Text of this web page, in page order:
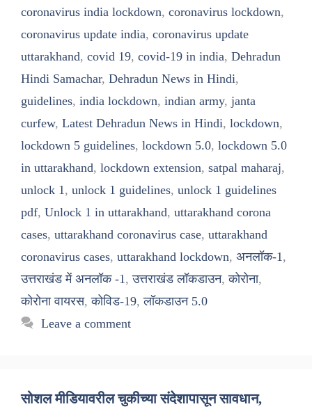
coronavirus india lockdown, coronavirus lockdown,
coronavirus update india, coronavirus update
uttarakhand, covid 19, covid-19 in india, Dehradun
Hindi Samachar, Dehradun News in Hindi,
guidelines, india lockdown, indian army, janta
curfew, Latest Dehradun News in Hindi, lockdown,
lockdown 5 guidelines, lockdown 5.0, lockdown 5.0
in uttarakhand, lockdown extension, satpal maharaj,
unlock 1, unlock 1 guidelines, unlock 1 guidelines
pdf, Unlock 1 in uttarakhand, uttarakhand corona
cases, uttarakhand coronavirus case, uttarakhand
coronavirus cases, uttarakhand lockdown, अनलॉक-1,
उत्तराखंड में अनलॉक -1,उत्तराखंड लॉकडाउन,कोरोना,
कोरोना वायरस,कोविड-19,लॉकडाउन 5.0
Leave a comment
सोशल मीडियावरील चुकीच्या संदेशापासून सावधान,